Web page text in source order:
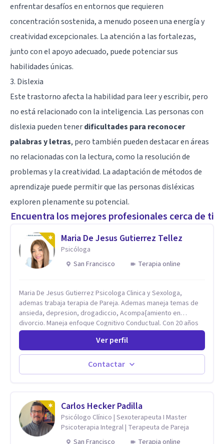
enfrentar desafíos en entornos que requieren
concentración sostenida, a menudo poseen una energía y
creatividad excepcionales. La atención a las fortalezas,
junto con el apoyo adecuado, puede potenciar sus
habilidades únicas.
3. Dislexia
Este trastorno afecta la habilidad para leer y escribir, pero
no está relacionado con la inteligencia. Las personas con
dislexia pueden tenerdificultades para reconocer
palabras y letras, pero también pueden destacar en áreas
no relacionadas con la lectura, como la resolución de
problemas y la creatividad. La adaptación de métodos de
aprendizaje puede permitir que las personas disléxicas
exploren plenamente su potencial.
Encuentra los mejores profesionales cerca de ti
Maria De Jesus Gutierrez Tellez
Psicóloga
San Francisco
Terapia online
Maria De Jesus Gutierrez Psicologa Clinica y Sexologa,
ademas trabaja terapia de Pareja. Ademas maneja temas de
ansieda, depresion, drogadiccio, Acompa{amiento en
divorcio. Maneja enfoque Cognitivo Conductual. Con 20 años
de experiencia, constantemente capacitandose en las
diferntes areas de la Salud Mental.
Ver perfil
Contactar
Carlos Hecker Padilla
Psicólogo Clínico | Sexoterapeuta I Master
Psicoterapia Integral | Terapeuta de Pareja
San Francisco
Terapia online